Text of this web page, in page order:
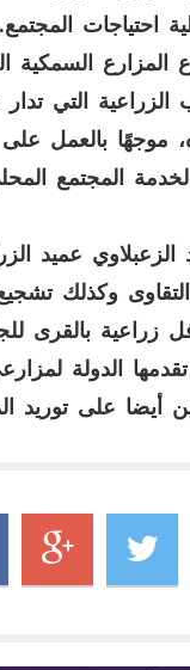
احتياجات المجتمع.
السمكية
التي
بالعمل على
المجتمع
عميد
التقاوى وكذلك
زراعية بالقرى
تقدمها الدولة
أيضا على توريد